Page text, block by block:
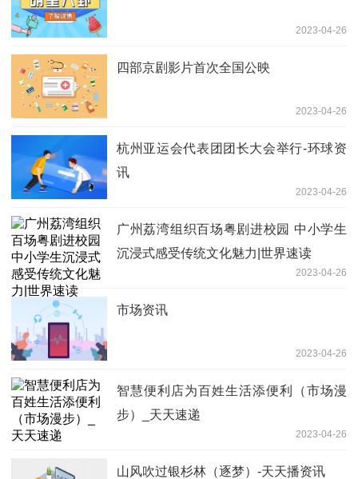
2023-04-26
四部京剧影片首次全国公映
2023-04-26
杭州亚运会代表团团长大会举行-环球资
讯
2023-04-26
广州荔湾组织百场粤剧进校园 中小学生
沉浸式感受传统文化魅力|世界速读
2023-04-26
市场资讯
2023-04-26
智慧便利店为百姓生活添便利（市场漫
步）_天天速递
2023-04-26
山风吹过银杉林（逐梦）-天天播资讯